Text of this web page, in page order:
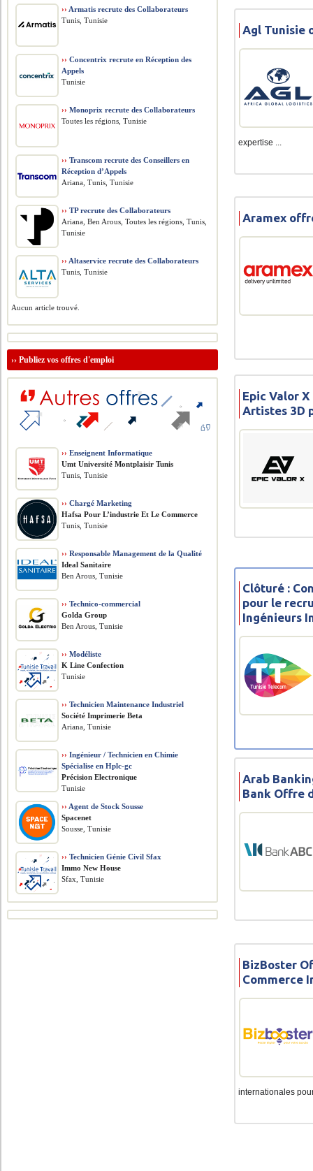
Agl Tunisie
expertise ...
Aramex
Epic Valor
Artistes 3D
Clôturé :
pour le
Ingénieurs
Arab
Bank Offre
BizBoster
Commerce
internationales
›› Armatis recrute des Collaborateurs
Tunis, Tunisie
›› Concentrix recrute en Réception des
Appels
Tunisie
›› Monoprix recrute des Collaborateurs
Toutes les régions, Tunisie
›› Transcom recrute des Conseillers en
Réception d’Appels
Ariana, Tunis, Tunisie
›› TP recrute des Collaborateurs
Ariana, Ben Arous, Toutes les régions, Tunis,
Tunisie
›› Altaservice recrute des Collaborateurs
Tunis, Tunisie
Aucun article trouvé.
››Publiez vos offres d'emploi
›› Enseignent Informatique
Umt Université Montplaisir Tunis
Tunis, Tunisie
›› Chargé Marketing
Hafsa Pour L’industrie Et Le Commerce
Tunis, Tunisie
›› Responsable Management de la Qualité
Ideal Sanitaire
Ben Arous, Tunisie
›› Technico-commercial
Golda Group
Ben Arous, Tunisie
›› Modéliste
K Line Confection
Tunisie
›› Technicien Maintenance Industriel
Société Imprimerie Beta
Ariana, Tunisie
›› Ingénieur / Technicien en Chimie
Spécialise en Hplc-gc
Précision Electronique
Tunisie
›› Agent de Stock Sousse
Spacenet
Sousse, Tunisie
›› Technicien Génie Civil Sfax
Immo New House
Sfax, Tunisie